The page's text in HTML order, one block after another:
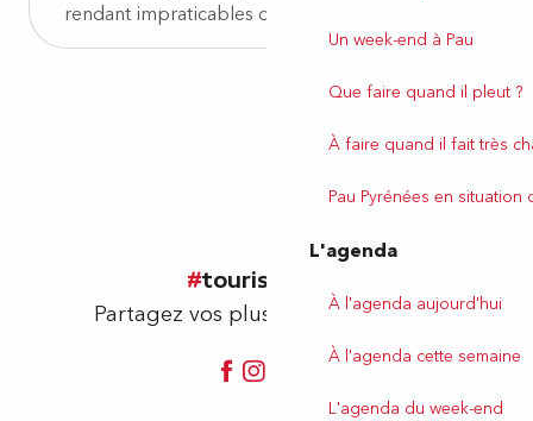
Un week-end à Pau
Que faire quand il pleut ?
À faire quand il fait très
Pau Pyrénées en situation
L'agenda
À l'agenda aujourd'hui
À l'agenda cette semaine
L'agenda du week-end
rendant impraticables certains chemins. Nous...
tourismepau
Partagez vos plus beaux souvenirs